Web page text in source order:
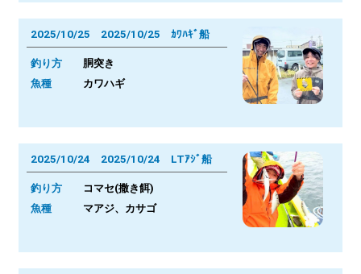
2025/10/25 2025/10/25 ｶﾜﾊｷﾞ船
釣り方 胴突き
魚種 カワハギ
2025/10/24 2025/10/24 LTｱｼﾞ船
釣り方
コマセ(撒き餌)
魚種 マアジ、カサゴ